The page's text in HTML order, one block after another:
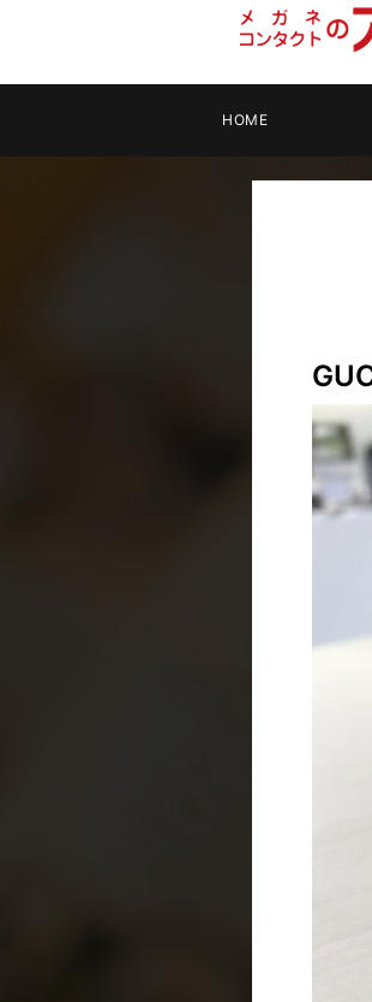
HOME